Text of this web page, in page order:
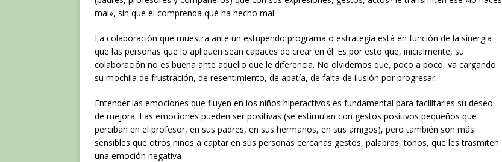
mal», sin que él comprenda qué ha hecho mal.
La colaboración que muestra ante un estupendo programa o estrategia está en función de la sinergia
que las personas que lo apliquen sean capaces de crear en él. Es por esto que, inicialmente, su
colaboración no es buena ante aquello que le diferencia. No olvidemos que, poco a poco, va cargando
su mochila de frustración, de resentimiento, de apatía, de falta de ilusión por progresar.
Entender las emociones que fluyen en los niños hiperactivos es fundamental para facilitarles su deseo
de mejora. Las emociones pueden ser positivas (se estimulan con gestos positivos pequeños que
perciban en el profesor, en sus padres, en sus hermanos, en sus amigos), pero también son más
sensibles que otros niños a captar en sus personas cercanas gestos, palabras, tonos, que les trasmiten
una emoción negativa